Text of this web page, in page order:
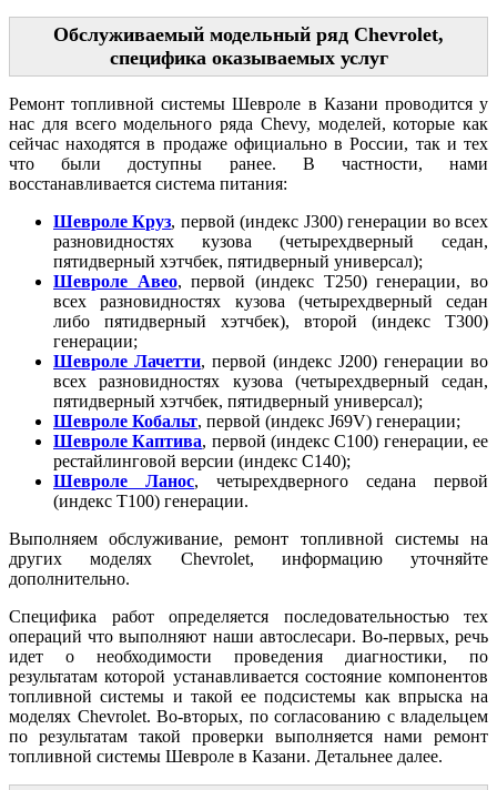
Обслуживаемый модельный ряд Chevrolet,
специфика оказываемых услуг
Ремонт топливной системы Шевроле в Казани проводится у
нас для всего модельного ряда Chevy, моделей, которые как
сейчас находятся в продаже официально в России, так и тех
что были доступны ранее. В частности, нами
восстанавливается система питания:
Шевроле Круз, первой (индекс J300) генерации во всех
разновидностях кузова (четырехдверный седан,
пятидверный хэтчбек, пятидверный универсал);
Шевроле Авео, первой (индекс T250) генерации, во
всех разновидностях кузова (четырехдверный седан
либо пятидверный хэтчбек), второй (индекс T300)
генерации;
Шевроле Лачетти, первой (индекс J200) генерации во
всех разновидностях кузова (четырехдверный седан,
пятидверный хэтчбек, пятидверный универсал);
Шевроле Кобальт, первой (индекс J69V) генерации;
Шевроле Каптива, первой (индекс C100) генерации, ее
рестайлинговой версии (индекс C140);
Шевроле Ланос, четырехдверного седана первой
(индекс T100) генерации.
Выполняем обслуживание, ремонт топливной системы на
других моделях Chevrolet, информацию уточняйте
дополнительно.
Специфика работ определяется последовательностью тех
операций что выполняют наши автослесари. Во-первых, речь
идет о необходимости проведения диагностики, по
результатам которой устанавливается состояние компонентов
топливной системы и такой ее подсистемы как впрыска на
моделях Chevrolet. Во-вторых, по согласованию с владельцем
по результатам такой проверки выполняется нами ремонт
топливной системы Шевроле в Казани. Детальнее далее.